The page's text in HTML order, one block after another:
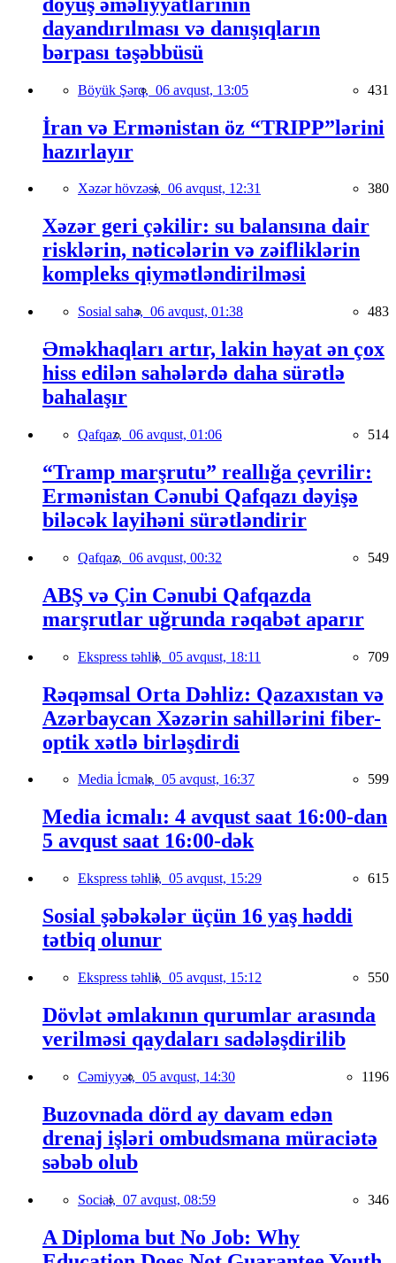
dayandırılması və danışıqların
bərpası təşəbbüsü
Böyük Şərq, 06 avqust, 13:05 431
İran və Ermənistan öz “TRIPP”lərini
hazırlayır
Xəzər hövzəsi, 06 avqust, 12:31 380
Xəzər geri çəkilir: su balansına dair
risklərin, nəticələrin və zəifliklərin
kompleks qiymətləndirilməsi
Sosial sahə, 06 avqust, 01:38 483
Əməkhaqları artır, lakin həyat ən çox
hiss edilən sahələrdə daha sürətlə
bahalaşır
Qafqaz, 06 avqust, 01:06 514
“Tramp marşrutu” reallığa çevrilir:
Ermənistan Cənubi Qafqazı dəyişə
biləcək layihəni sürətləndirir
Qafqaz, 06 avqust, 00:32 549
ABŞ və Çin Cənubi Qafqazda
marşrutlar uğrunda rəqabət aparır
Ekspress təhlil, 05 avqust, 18:11 709
Rəqəmsal Orta Dəhliz: Qazaxıstan və
Azərbaycan Xəzərin sahillərini fiber-
optik xətlə birləşdirdi
Media İcmalı, 05 avqust, 16:37 599
Media icmalı: 4 avqust saat 16:00-dan
5 avqust saat 16:00-dək
Ekspress təhlil, 05 avqust, 15:29 615
Sosial şəbəkələr üçün 16 yaş həddi
tətbiq olunur
Ekspress təhlil, 05 avqust, 15:12 550
Dövlət əmlakının qurumlar arasında
verilməsi qaydaları sadələşdirilib
Cəmiyyət, 05 avqust, 14:30 1196
Buzovnada dörd ay davam edən
drenaj işləri ombudsmana müraciətə
səbəb olub
Social, 07 avqust, 08:59 346
A Diploma but No Job: Why